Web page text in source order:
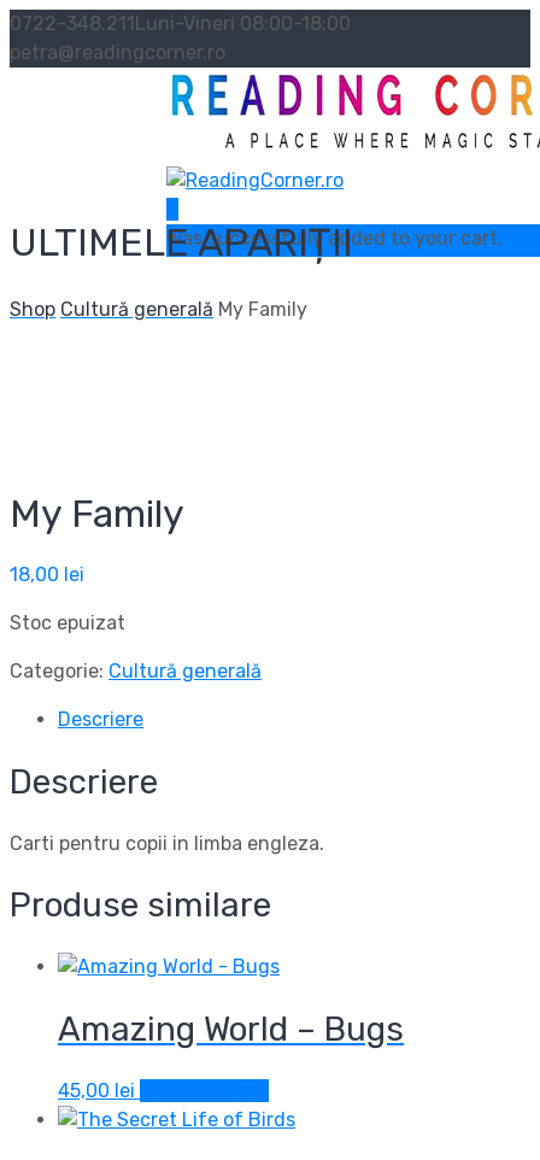
0722-348.211Luni-Vineri 08:00-18:00
petra@readingcorner.ro
was successfully added to your cart.
ULTIMELE APARIȚII
Shop Cultură generală My Family
My Family
18,00 lei
Stoc epuizat
Categorie: Cultură generală
Descriere
Descriere
Carti pentru copii in limba engleza.
Produse similare
Amazing World – Bugs
45,00 lei